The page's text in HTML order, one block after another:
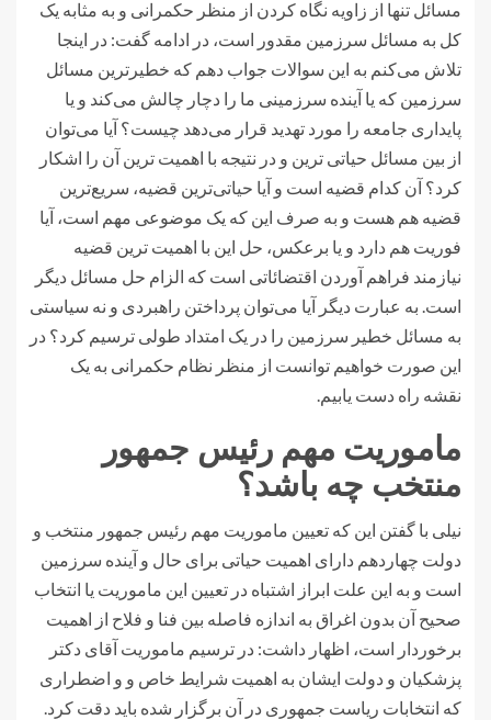
مسائل تنها از زاویه نگاه کردن از منظر حکمرانی و به مثابه یک
کل به مسائل سرزمین مقدور است، در ادامه گفت: در اینجا
تلاش می‌کنم به این سوالات جواب دهم که خطیرترین مسائل
سرزمین که یا آینده سرزمینی ما را دچار چالش می‌کند و یا
پایداری جامعه را مورد تهدید قرار می‌دهد چیست؟ آیا می‌توان
از بین مسائل حیاتی ترین و در نتیجه با اهمیت ترین آن را اشکار
کرد؟ آن کدام قضیه است و آیا حیاتی‌ترین قضیه، سریع‌ترین
قضیه هم هست و به صرف این که یک موضوعی مهم است، آیا
فوریت هم دارد و یا برعکس، حل این با اهمیت ترین قضیه
نیازمند فراهم آوردن اقتضائاتی است که الزام حل مسائل دیگر
است. به عبارت دیگر آیا می‌توان پرداختن راهبردی و نه سیاستی
به مسائل خطیر سرزمین را در یک امتداد طولی ترسیم کرد؟ در
این صورت خواهیم توانست از منظر نظام حکمرانی به یک
نقشه راه دست یابیم.
ماموریت مهم رئیس جمهور
منتخب چه باشد؟
نیلی با گفتن این که تعیین ماموریت مهم رئیس جمهور منتخب و
دولت چهاردهم دارای اهمیت حیاتی برای حال و آینده سرزمین
است و به این علت ابراز اشتباه در تعیین این ماموریت یا انتخاب
صحیح آن بدون اغراق به اندازه فاصله بین فنا و فلاح از اهمیت
برخوردار است، اظهار داشت: در ترسیم ماموریت آقای دکتر
پزشکیان و دولت ایشان به اهمیت شرایط خاص و و اضطراری
که انتخابات ریاست جمهوری در آن برگزار شده باید دقت کرد.